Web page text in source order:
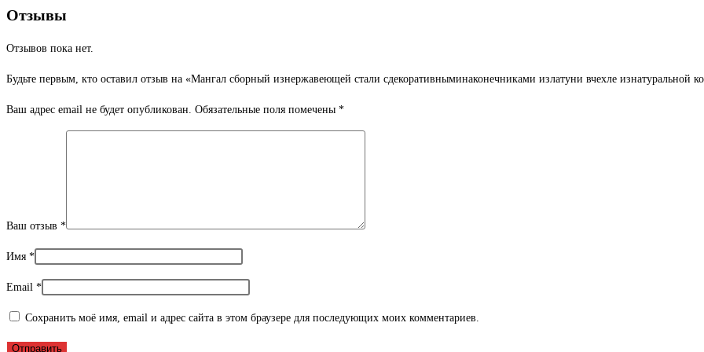
Отзывы
Отзывов пока нет.
Будьте первым, кто оставил отзыв на «Мангал сборный изнержавеющей стали сдекоративныминаконечниками излатуни вчехле изнатуральной
Ваш адрес email не будет опубликован. Обязательные поля помечены *
Ваш отзыв *
Имя *
Email *
Сохранить моё имя, email и адрес сайта в этом браузере для последующих моих комментариев.